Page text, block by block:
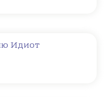
Идиот